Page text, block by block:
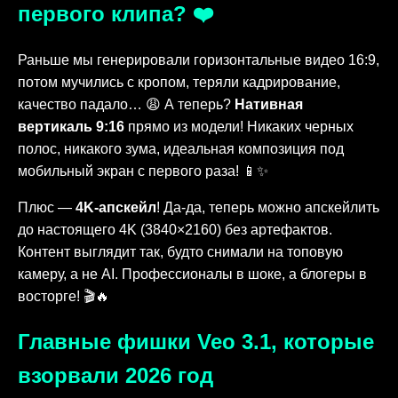
первого клипа? ❤️
Раньше мы генерировали горизонтальные видео 16:9,
потом мучились с кропом, теряли кадрирование,
качество падало… 😩 А теперь? Нативная
вертикаль 9:16 прямо из модели! Никаких черных
полос, никакого зума, идеальная композиция под
мобильный экран с первого раза! 📱✨
Плюс — 4K-апскейл! Да-да, теперь можно апскейлить
до настоящего 4K (3840×2160) без артефактов.
Контент выглядит так, будто снимали на топовую
камеру, а не AI. Профессионалы в шоке, а блогеры в
восторге! 🎬🔥
Главные фишки Veo 3.1, которые
взорвали 2026 год